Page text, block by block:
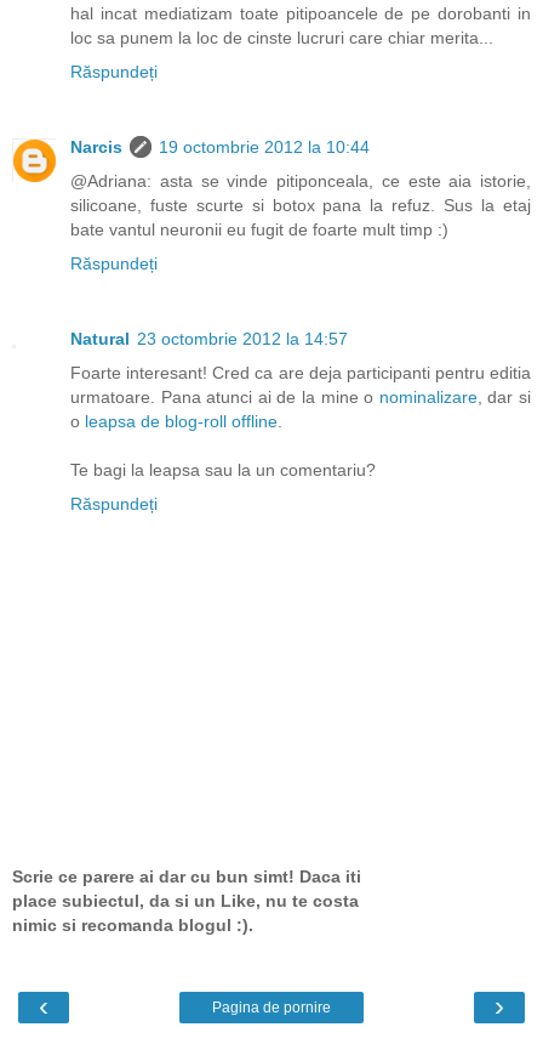
hal incat mediatizam toate pitipoancele de pe dorobanti in
loc sa punem la loc de cinste lucruri care chiar merita...
Răspundeți
Narcis
19 octombrie 2012 la 10:44
@Adriana: asta se vinde pitiponceala, ce este aia istorie,
silicoane, fuste scurte si botox pana la refuz. Sus la etaj
bate vantul neuronii eu fugit de foarte mult timp :)
Răspundeți
Natural 23 octombrie 2012 la 14:57
Foarte interesant! Cred ca are deja participanti pentru editia
urmatoare. Pana atunci ai de la mine o nominalizare, dar si
o leapsa de blog-roll offline
Te bagi la leapsa sau la un comentariu?
Răspundeți
Scrie ce parere ai dar cu bun simt! Daca iti
place subiectul, da si un Like, nu te costa
nimic si recomanda blogul :).
‹ ›
Pagina de pornire